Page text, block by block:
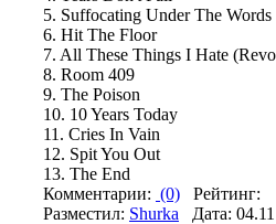
5. Suffocating Under The
6. Hit The Floor
7. All These Things I Hate
8. Room 409
9. The Poison
10. 10 Years Today
11. Cries In Vain
12. Spit You Out
13. The End
Комментарии: (0) Рейтинг:
Разместил: Shurka Дата: